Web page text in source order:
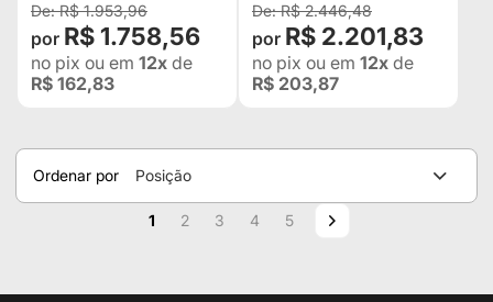
R$ 1.953,96
R$ 1.758,56
no pix ou em 12x de
R$ 162,83
R$ 2.446,48
R$ 2.201,83
no pix ou em 12x de
R$ 203,87
Ordenar por
Posição
Página
Você esta lendo a pagina
1 Página
2 Página
3 Página
4 Página
5 Página
Próximo